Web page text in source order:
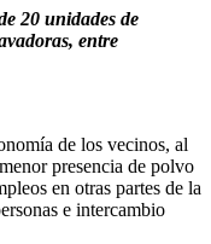
20 unidades de
entre
de los vecinos, al
presencia de polvo
en otras partes de la
e intercambio